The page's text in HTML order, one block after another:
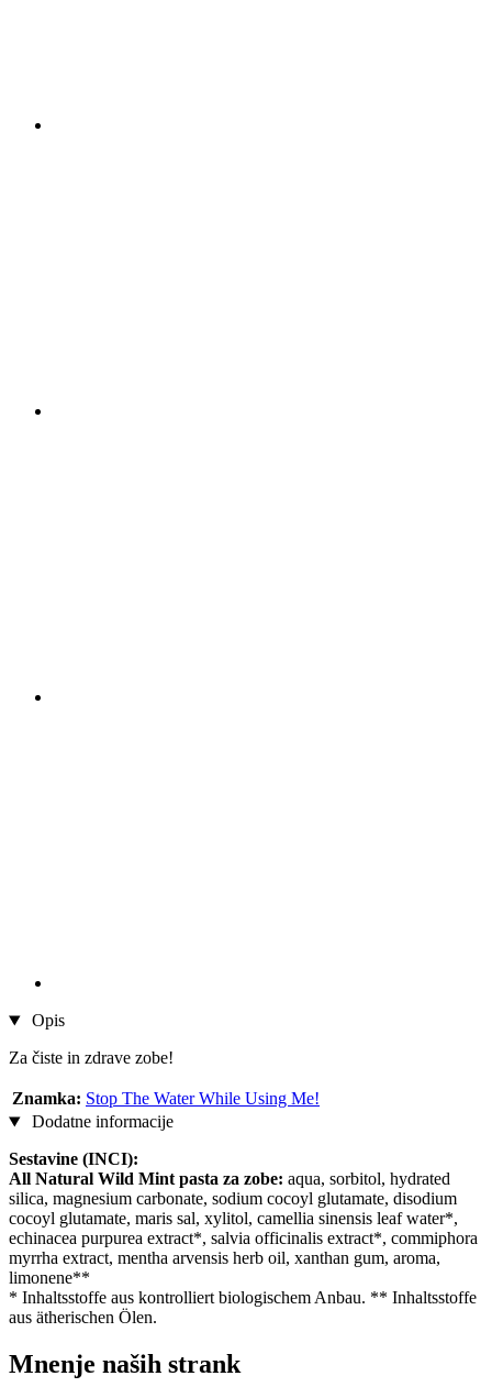
Opis
Za čiste in zdrave zobe!
Znamka: Stop The Water While Using Me!
Dodatne informacije
Sestavine (INCI):
All Natural Wild Mint pasta za zobe: aqua, sorbitol, hydrated
silica, magnesium carbonate, sodium cocoyl glutamate, disodium
cocoyl glutamate, maris sal, xylitol, camellia sinensis leaf water*,
echinacea purpurea extract*, salvia officinalis extract*, commiphora
myrrha extract, mentha arvensis herb oil, xanthan gum, aroma,
limonene**
* Inhaltsstoffe aus kontrolliert biologischem Anbau. ** Inhaltsstoffe
aus ätherischen Ölen.
Mnenje naših strank